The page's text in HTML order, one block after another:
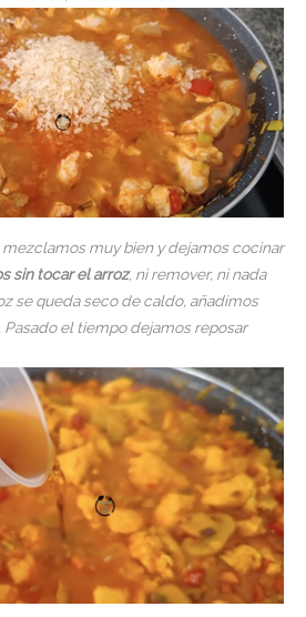
muy bien y dejamos cocinar
sin tocar el arroz, ni remover, ni nada
se queda seco de caldo, añadimos
Pasado el tiempo dejamos reposar